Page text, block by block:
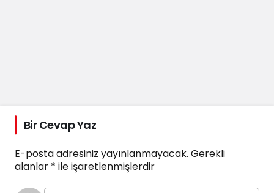
Bir Cevap Yaz
E-posta adresiniz yayınlanmayacak. Gerekli
alanlar * ile işaretlenmişlerdir